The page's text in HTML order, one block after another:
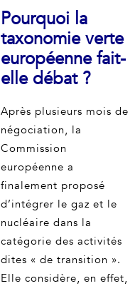
Pourquoi la
taxonomie verte
européenne fait-
elle débat ?
Après plusieurs mois de
négociation, la
Commission
européenne a
finalement proposé
d’intégrer le gaz et le
nucléaire dans la
catégorie des activités
dites « de transition ».
Elle considère, en effet,